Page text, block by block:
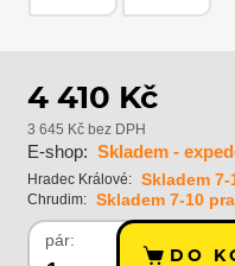
4 410 Kč
3 645 Kč bez DPH
E-shop: Skladem -
Hradec Králové: Skladem
Chrudim: Skladem 7-10
pár:
DO